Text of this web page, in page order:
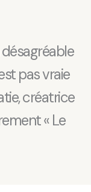
pas vraie
créatrice
« Le